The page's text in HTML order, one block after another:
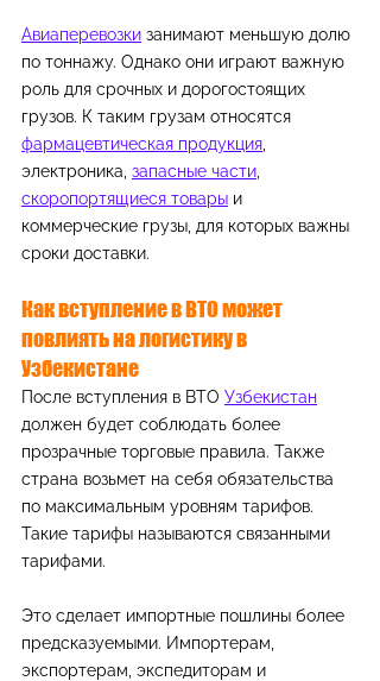
Авиаперевозки занимают меньшую долю
по тоннажу. Однако они играют важную
роль для срочных и дорогостоящих
грузов. К таким грузам относятся
фармацевтическая продукция
электроника, запасные части
скоропортящиеся товары и
коммерческие грузы, для которых важны
сроки доставки.
Как вступление в ВТО может
повлиять на логистику в
Узбекистане
После вступления в ВТО Узбекистан
должен будет соблюдать более
прозрачные торговые правила. Также
страна возьмет на себя обязательства
по максимальным уровням тарифов.
Такие тарифы называются связанными
тарифами.
Это сделает импортные пошлины более
предсказуемыми. Импортерам,
экспортерам, экспедиторам и